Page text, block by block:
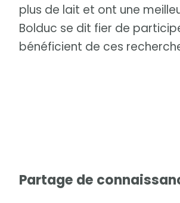
plus de lait et ont une
Bolduc se dit fier de
bénéficient de ces
Partage de